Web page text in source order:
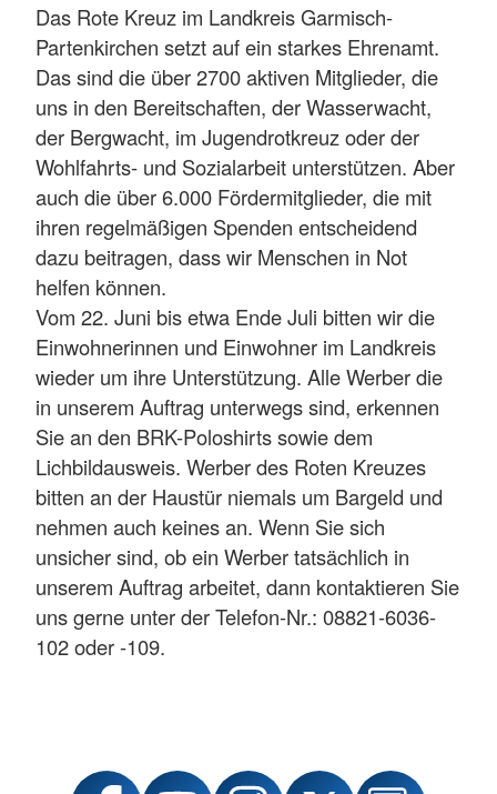
Das Rote Kreuz im Landkreis Garmisch-
Partenkirchen setzt auf ein starkes Ehrenamt.
Das sind die über 2700 aktiven Mitglieder, die
uns in den Bereitschaften, der Wasserwacht,
der Bergwacht, im Jugendrotkreuz oder der
Wohlfahrts- und Sozialarbeit unterstützen. Aber
auch die über 6.000 Fördermitglieder, die mit
ihren regelmäßigen Spenden entscheidend
dazu beitragen, dass wir Menschen in Not
helfen können.
Vom 22. Juni bis etwa Ende Juli bitten wir die
Einwohnerinnen und Einwohner im Landkreis
wieder um ihre Unterstützung. Alle Werber die
in unserem Auftrag unterwegs sind, erkennen
Sie an den BRK-Poloshirts sowie dem
Lichbildausweis. Werber des Roten Kreuzes
bitten an der Haustür niemals um Bargeld und
nehmen auch keines an. Wenn Sie sich
unsicher sind, ob ein Werber tatsächlich in
unserem Auftrag arbeitet, dann kontaktieren Sie
uns gerne unter der Telefon-Nr.: 08821-6036-
102 oder -109.